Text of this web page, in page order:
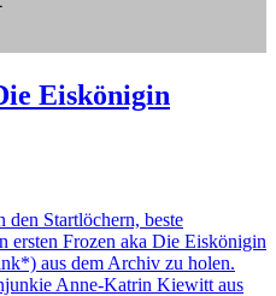
Eiskönigin
Startlöchern, beste
ersten Frozen aka Die Eiskönigin
aus dem Archiv zu holen.
Anne-Katrin Kiewitt aus